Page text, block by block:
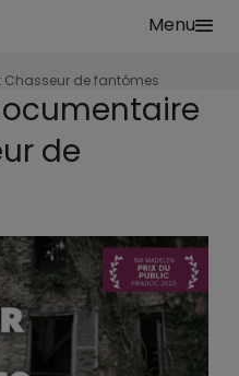
Humanis
Menu
Chasseur de fantômes
de